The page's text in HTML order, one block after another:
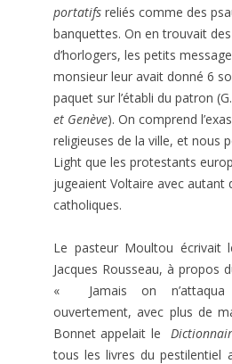
portatifs reliés comme des
banquettes. On en trouvait
d’horlogers, les petits
monsieur leur avait donné 6
paquet sur l’établi du patron
et Genève). On comprend
religieuses de la ville, et nous
Light que les protestants
jugeaient Voltaire avec autant
catholiques.
Le pasteur Moultou écrivait
Jacques Rousseau, à propos
« Jamais on n’attaqua
ouvertement, avec plus de
Bonnet appelait le
tous les livres du pestilentiel